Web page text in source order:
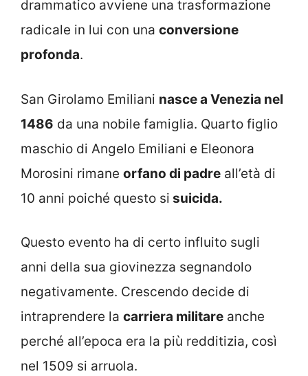
drammatico avviene una trasformazione
radicale in lui con una conversione
profonda.
San Girolamo Emiliani nasce a Venezia nel
1486 da una nobile famiglia. Quarto figlio
maschio di Angelo Emiliani e Eleonora
Morosini rimane orfano di padre all’età di
10 anni poiché questo si suicida.
Questo evento ha di certo influito sugli
anni della sua giovinezza segnandolo
negativamente. Crescendo decide di
intraprendere la carriera militare anche
perché all’epoca era la più redditizia, così
nel 1509 si arruola.